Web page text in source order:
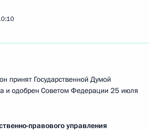
принят Государственной Думой
и одобрен Советом Федерации 25 июля
правового управления